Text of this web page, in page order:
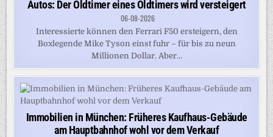
Autos: Der Oldtimer eines Oldtimers wird versteigert
06-08-2026
Interessierte können den Ferrari F50 ersteigern, den
Boxlegende Mike Tyson einst fuhr – für bis zu neun
Millionen Dollar. Aber...
Immobilien in München: Früheres Kaufhaus-Gebäude
am Hauptbahnhof wohl vor dem Verkauf